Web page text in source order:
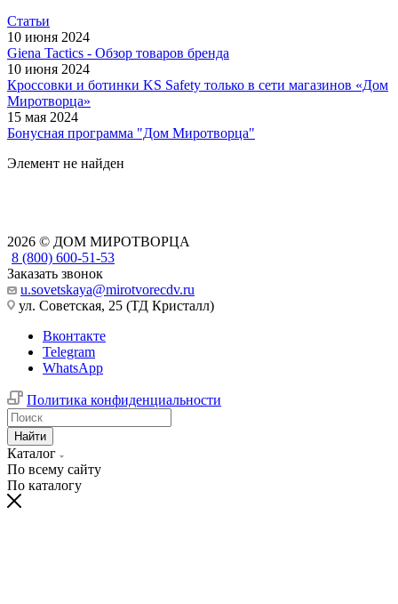
Статьи
10 июня 2024
Giena Tactics - Обзор товаров бренда
10 июня 2024
Кроссовки и ботинки KS Safety только в сети магазинов «Дом
Миротворца»
15 мая 2024
Бонусная программа "Дом Миротворца"
Элемент не найден
2026 © ДОМ МИРОТВОРЦА
8 (800) 600-51-53
Заказать звонок
u.sovetskaya@mirotvorecdv.ru
ул. Советская, 25 (ТД Кристалл)
Вконтакте
Telegram
WhatsApp
Политика конфиденциальности
Найти
Каталог
По всему сайту
По каталогу